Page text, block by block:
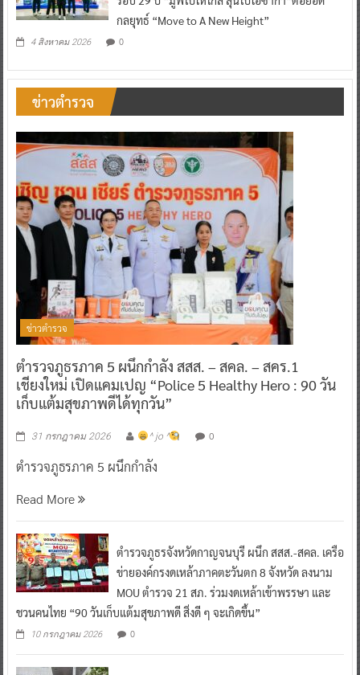
กลยุทธ์ “Move to A New Height”
4 สิงหาคม 2026 0
ข่าวตำรวจ
ข่าวตำรวจ
ตำรวจภูธรภาค 5 ผนึกกำลัง สสส. – สคล. – สคร.1
เชียงใหม่ เปิดแคมเปญ “Police 5 Healthy Hero : 90 วัน
เก็บแต้มสุขภาพดีได้ทุกวัน”
31 กรกฎาคม 2026 ^ jo ^ 0
ตำรวจภูธรภาค 5 ผนึกกำลัง
Read More
ตำรวจภูธรจังหวัดกาญจนบุรี ผนึก สสส.-สคล. เครือ
ข่ายองค์กรงดเหล้าภาคตะวันตก 8 จังหวัด ลงนาม
MOU ตำรวจ 21 สภ. ร่วมงดเหล้าเข้าพรรษา และ
ชวนคนไทย “90 วันเก็บแต้มสุขภาพดี สิ่งดี ๆ จะเกิดขึ้น”
10 กรกฎาคม 2026 0